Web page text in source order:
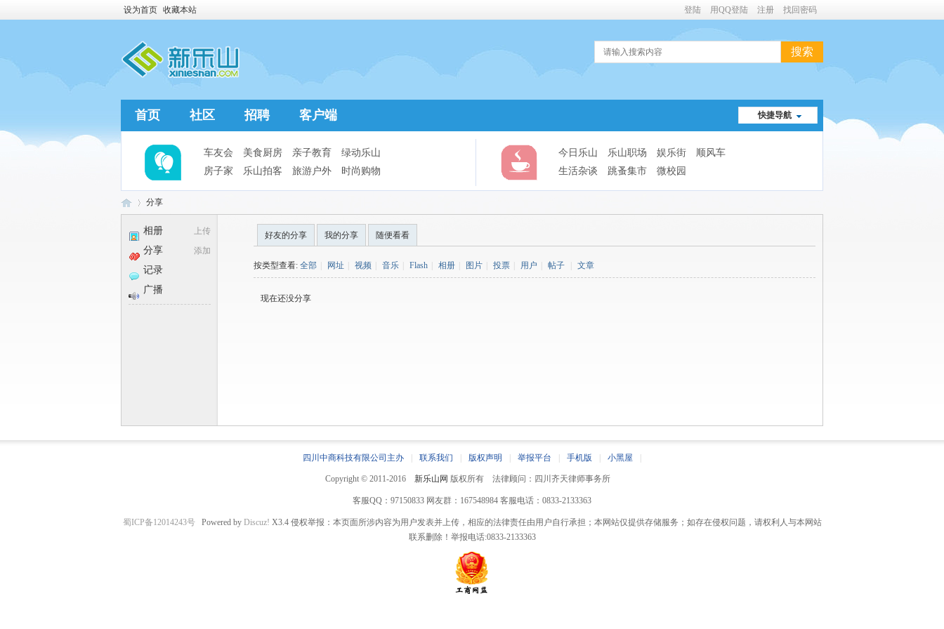
设为首页 收藏本站 登陆 用QQ登陆 注册 找回密码
搜索
快捷导航
首页 社区 招聘 客户端
车友会 美食厨房 亲子教育
绿动乐山
房子家
乐山拍客 旅游户外 时尚购物
今日乐山 乐山职场 娱乐街
顺风车
生活杂谈
跳蚤集市 微校园
›
分享
上传
相册
添加
分享
记录
广播
好友的分享 我的分享 随便看看
按类型查看: 全部 网址 视频 音乐 Flash 相册 图片 投票 用户 帖子 文章
现在还没分享
四川中商科技有限公司主办 联系我们 版权声明 举报平台 手机版 小黑屋
Copyright © 2011-2016 新乐山网 版权所有 法律顾问：四川齐天律师事务所
客服QQ：97150833 网友群：167548984 客服电话：0833-2133363
蜀ICP备12014243号Powered by Discuz! X3.4 侵权举报：本页面所涉内容为用户发表并上传，相应的法律责任由用户自行承担；本网站仅提供存储服务；如存在侵权问题，请权利人与本网站
联系删除！举报电话:0833-2133363